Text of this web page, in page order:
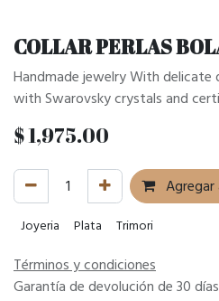
COLLAR PERLAS
Handmade jewelry With delicate
with Swarovsky crystals and
$1,975.00
Joyeria Plata Trimori
Términos y condiciones
Garantía de devolución de 30 días